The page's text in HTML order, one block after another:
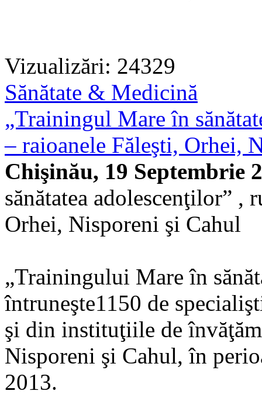
Vizualizări: 24329
Sănătate & Medicină
„Trainingul Mare în
– raioanele Făleşti, Orhei,
Chişinău, 19 Septembrie
sănătatea adolescenţilor” ,
Orhei, Nisporeni şi Cahul
„Trainingului Mare în
întruneşte1150 de
şi din instituţiile de
Nisporeni şi Cahul, în
2013.